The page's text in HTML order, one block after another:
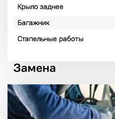
Крыло заднее
Багажник
Стапельные работы
Замена